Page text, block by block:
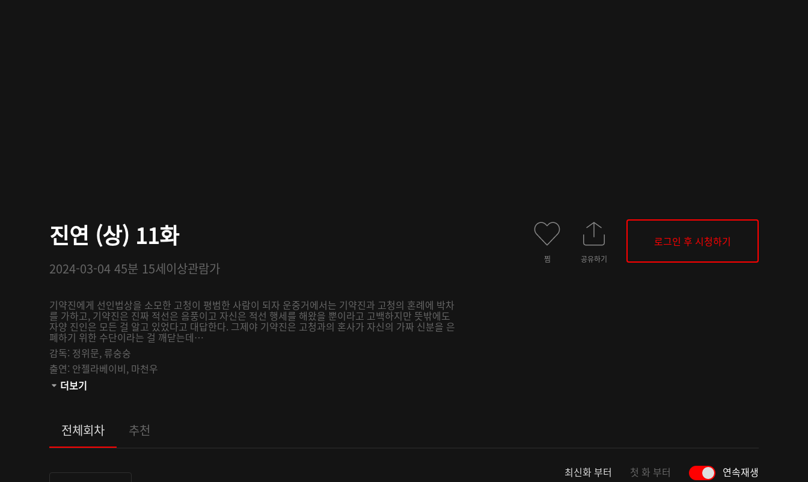
진연 (상) 11화
2024-03-04 45분 15세이상관람가
기약진에게 선인법상을 소모한 고청이 평범한 사람이 되자 운중거에서는 기약진과 고청의 혼례에 박차
를 가하고, 기약진은 진짜 적선은 음풍이고 자신은 적선 행세를 해왔을 뿐이라고 고백하지만 뜻밖에도
자양 진인은 모든 걸 알고 있었다고 대답한다. 그제야 기약진은 고청과의 혼사가 자신의 가짜 신분을 은
폐하기 위한 수단이라는 걸 깨닫는데…
감독: 정위문, 류숭숭
출연: 안젤라베이비, 마천우
관람등급:
더보기
찜 공유하기
로그인 후 시청하기
전체회차 추천
최신화 부터 첫 화 부터 연속재생